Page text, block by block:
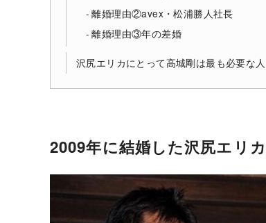
離婚理由②avex・松浦勝人社長
離婚理由③年の差婚
沢尻エリカにとって高城剛は最も必要な
2009年に結婚した沢尻エリ